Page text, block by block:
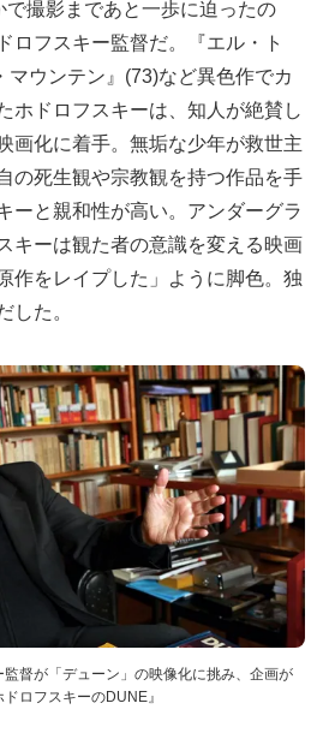
で撮影まであと一歩に迫ったの
ロフスキー監督だ。『エル・ト
マウンテン』(73)など異色作でカ
ホドロフスキーは、知人が絶賛し
画化に着手。無垢な少年が救世主
の死生観や宗教観を持つ作品を手
ーと親和性が高い。アンダーグラ
キーは観た者の意識を変える映画
作をレイプした」ように脚色。独
した。
督が「デューン」の映像化に挑み、企画が
ロフスキーのDUNE』